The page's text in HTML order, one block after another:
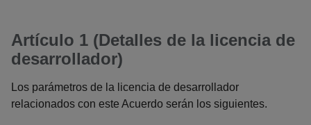
Artículo 1 (Detalles de la licencia de
desarrollador)
Los parámetros de la licencia de desarrollador
relacionados con este Acuerdo serán los siguientes.